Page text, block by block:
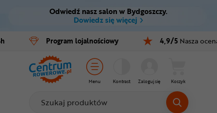
Ctrl M
Menu główne
Informacje o produkcie
Do koszyka
Odwiedź nasz salon w Bydgoszczy.
Dowiedz się więcej
Program lojalnościowy 4,9/5 Nasza
Menu Kontrast Zaloguj się Koszyk
Rowery
E-bike
Części
Akcesoria